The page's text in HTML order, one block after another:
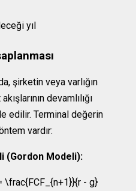
yıl
şirketin veya varlığın
devamlılığı
edilir. Terminal değerin
vardır:
(Gordon Modeli):
\frac{FCF_{n+1}}{r - g}